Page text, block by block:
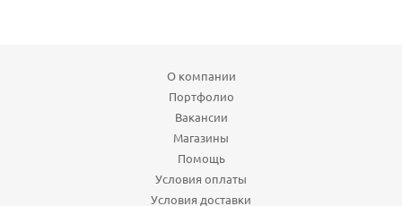
О компании
Портфолио
Вакансии
Магазины
Помощь
Условия оплаты
Условия доставки